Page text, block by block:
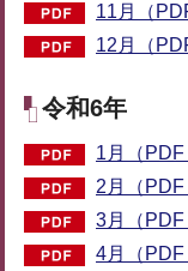
11月（
12月（
令和6年
1月（PDF
2月（PDF
3月（PDF
4月（PDF